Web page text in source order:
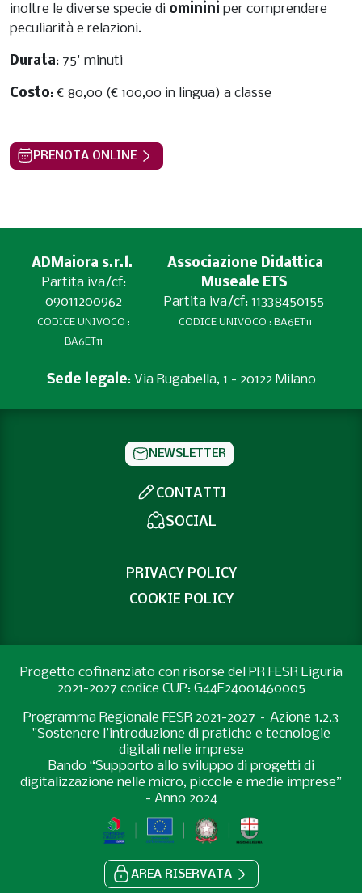
inoltre le diverse specie di ominini per comprendere
peculiarità e relazioni.
Durata: 75' minuti
Costo: € 80,00 (€ 100,00 in lingua) a classe
PRENOTA ONLINE
ADMaiora s.r.l.
Partita iva/cf:
09011200962
CODICE UNIVOCO :
BA6ET11
Associazione Didattica
Museale ETS
Partita iva/cf: 11338450155
CODICE UNIVOCO : BA6ET11
Sede legale: Via Rugabella, 1 - 20122 Milano
NEWSLETTER
CONTATTI
SOCIAL
PRIVACY POLICY
COOKIE POLICY
Progetto cofinanziato con risorse del PR FESR Liguria
2021-2027 codice CUP: G44E24001460005
Programma Regionale FESR 2021-2027 – Azione 1.2.3
"Sostenere l’introduzione di pratiche e tecnologie
digitali nelle imprese
Bando “Supporto allo sviluppo di progetti di
digitalizzazione nelle micro, piccole e medie imprese”
- Anno 2024
AREA RISERVATA